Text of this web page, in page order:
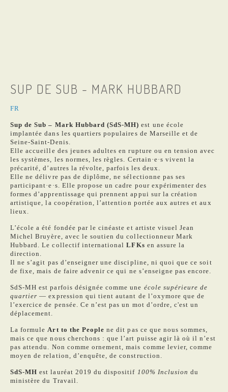
SUP DE SUB - MARK HUBBARD
FR
Sup de Sub – Mark Hubbard (SdS-MH)est une école
implantée dans les quartiers populaires de Marseille et de
Seine-Saint-Denis.
Elle accueille des jeunes adultes en rupture ou en tension avec
les systèmes, les normes, les règles. Certain·e·s vivent la
précarité, d’autres la révolte, parfois les deux.
Elle ne délivre pas de diplôme, ne sélectionne pas ses
participant·e·s. Elle propose un cadre pour expérimenter des
formes d’apprentissage qui prennent appui sur la création
artistique, la coopération, l’attention portée aux autres et aux
lieux.
L’école a été fondée par le cinéaste et artiste visuel Jean
Michel Bruyère, avec le soutien du collectionneur Mark
Hubbard. Le collectif internationalLFKs en assure la
direction.
Il ne s’agit pas d’enseigner une discipline, ni quoi que ce soit
de fixe, mais de faire advenir ce qui ne s’enseigne pas encore.
SdS-MH est parfois désignée comme une école supérieure de
quartier — expression qui tient autant de l’oxymore que de
l’exercice de pensée. Ce n’est pas un mot d’ordre, c'est un
déplacement.
La formuleArt to the People ne dit pas ce que nous sommes,
mais ce que nous cherchons : que l’art puisse agir là où il n’est
pas attendu. Non comme ornement, mais comme levier, comme
moyen de relation, d’enquête, de construction.
SdS-MHest lauréat 2019 du dispositif 100% Inclusion du
ministère du Travail.